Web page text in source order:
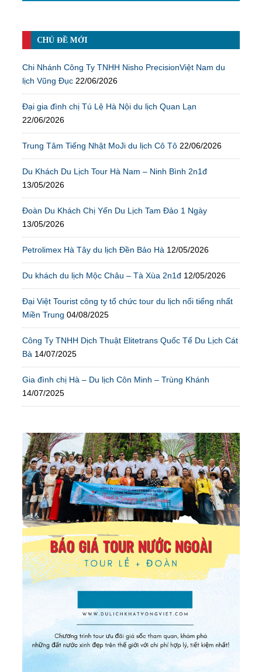
CHỦ ĐỀ MỚI
Chi Nhánh Công Ty TNHH Nisho PrecisionViệt Nam du
lịch Vũng Đục 22/06/2026
Đại gia đình chị Tú Lệ Hà Nội du lịch Quan Lạn
22/06/2026
Trung Tâm Tiếng Nhật MoJi du lịch Cô Tô 22/06/2026
Du Khách Du Lịch Tour Hà Nam – Ninh Bình 2n1đ
13/05/2026
Đoàn Du Khách Chị Yến Du Lịch Tam Đảo 1 Ngày
13/05/2026
Petrolimex Hà Tây du lịch Đền Bảo Hà 12/05/2026
Du khách du lịch Mộc Châu – Tà Xùa 2n1đ 12/05/2026
Đại Việt Tourist công ty tổ chức tour du lịch nổi tiếng nhất
Miền Trung 04/08/2025
Công Ty TNHH Dịch Thuật Elitetrans Quốc Tế Du Lịch Cát
Bà 14/07/2025
Gia đình chị Hà – Du lịch Côn Minh – Trùng Khánh
14/07/2025